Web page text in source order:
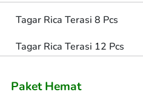
Tagar Rica Terasi 8 Pcs
Tagar Rica Terasi 12 Pcs
Paket Hemat